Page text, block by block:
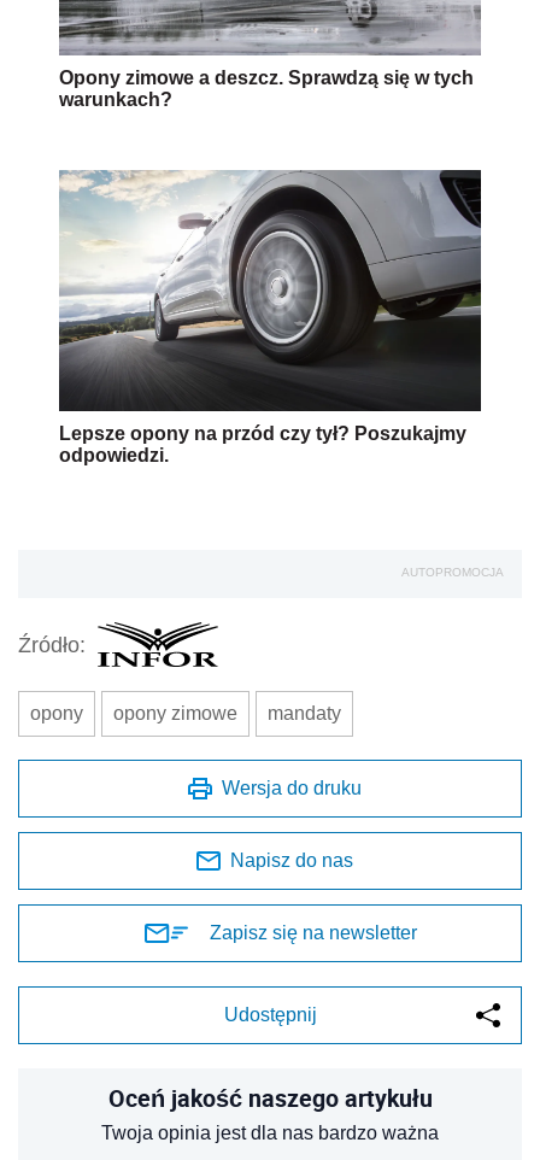
Opony zimowe a deszcz. Sprawdzą się w tych
warunkach?
Lepsze opony na przód czy tył? Poszukajmy
odpowiedzi.
AUTOPROMOCJA
Źródło:
opony opony zimowe mandaty
Wersja do druku
Napisz do nas
Zapisz się na newsletter
Udostępnij
Oceń jakość naszego artykułu
Twoja opinia jest dla nas bardzo ważna